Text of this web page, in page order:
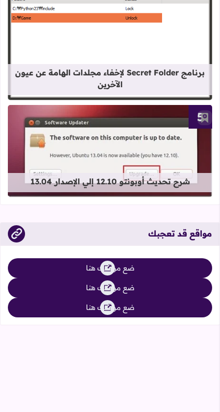
برنامج Secret Folder لإخفاء مجلدات الهامة عن عيون
الآخرين
أضف إلى العلامات المرجعية
قراءة المزيد عن شرح تحديث أوبونتو 12.10 إلي الإصدار 13.04
شرح تحديث أوبونتو 12.10 إلي الإصدار 13.04
مواقع قد تعجبك
ضع موقعك هنا
ضع موقعك هنا
ضع موقعك هنا